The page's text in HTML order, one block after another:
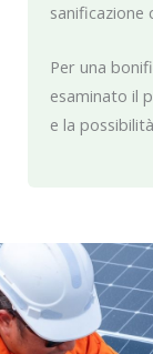
sanificazione
Per una
esaminato il
e la